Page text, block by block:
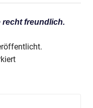
recht freundlich.